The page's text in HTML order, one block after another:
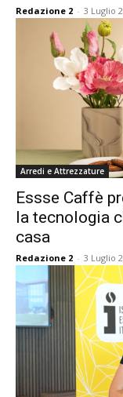
Redazione 2 - 3 Luglio
Arredi e Attrezzature
Essse Caffè
la tecnologia
casa
Redazione 2 - 3 Luglio